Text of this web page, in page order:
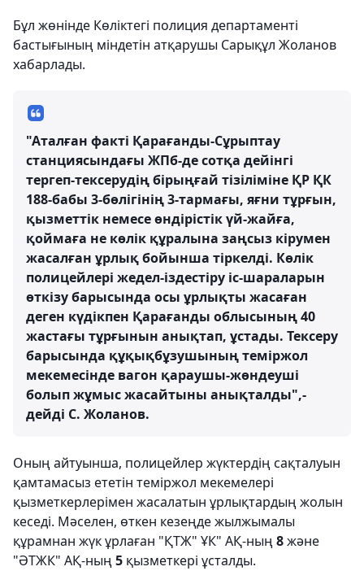
Бұл жөнінде Көліктегі полиция департаменті
бастығының міндетін атқарушы Сарықұл Жоланов
хабарлады.
"Аталған факті Қарағанды-Сұрыптау
станциясындағы ЖПб-де сотқа дейінгі
тергеп-тексерудің бірыңғай тізіліміне ҚР ҚК
188-бабы 3-бөлігінің 3-тармағы, яғни тұрғын,
қызметтiк немесе өндiрiстiк үй-жайға,
қоймаға не көлік құралына заңсыз кiрумен
жасалған ұрлық бойынша тіркелді. Көлік
полицейлері жедел-іздестіру іс-шараларын
өткізу барысында осы ұрлықты жасаған
деген күдікпен Қарағанды облысының 40
жастағы тұрғынын анықтап, ұстады. Тексеру
барысында құқықбұзушының теміржол
мекемесінде вагон қараушы-жөндеуші
болып жұмыс жасайтыны анықталды",-
дейді С. Жоланов.
Оның айтуынша, полицейлер жүктердің сақталуын
қамтамасыз ететін теміржол мекемелері
қызметкерлерімен жасалатын ұрлықтардың жолын
кеседі. Мәселен, өткен кезеңде жылжымалы
құрамнан жүк ұрлаған "ҚТЖ" ҰК" АҚ-ның 8және
"ӘТЖК" АҚ-ның 5 қызметкері ұсталды.